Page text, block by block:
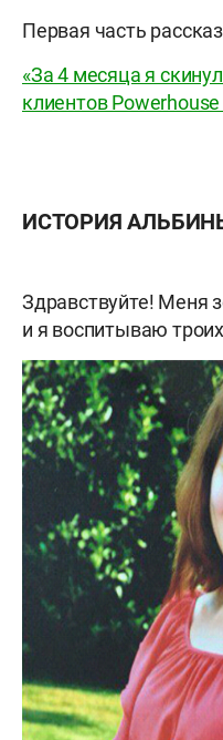
Первая часть
«За 4 месяца я
клиентов
ИСТОРИЯ
Здравствуйте! Меня
и я воспитываю